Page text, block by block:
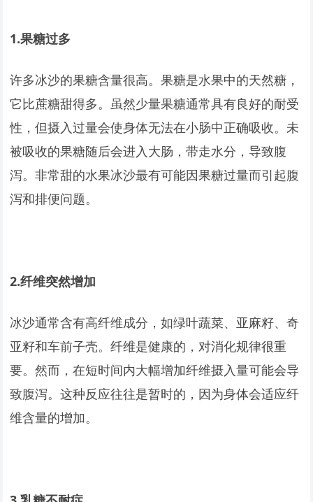
1.果糖过多
许多冰沙的果糖含量很高。果糖是水果中的天然糖，
它比蔗糖甜得多。虽然少量果糖通常具有良好的耐受
性，但摄入过量会使身体无法在小肠中正确吸收。未
被吸收的果糖随后会进入大肠，带走水分，导致腹
泻。非常甜的水果冰沙最有可能因果糖过量而引起腹
泻和排便问题。
2.纤维突然增加
冰沙通常含有高纤维成分，如绿叶蔬菜、亚麻籽、奇
亚籽和车前子壳。纤维是健康的，对消化规律很重
要。然而，在短时间内大幅增加纤维摄入量可能会导
致腹泻。这种反应往往是暂时的，因为身体会适应纤
维含量的增加。